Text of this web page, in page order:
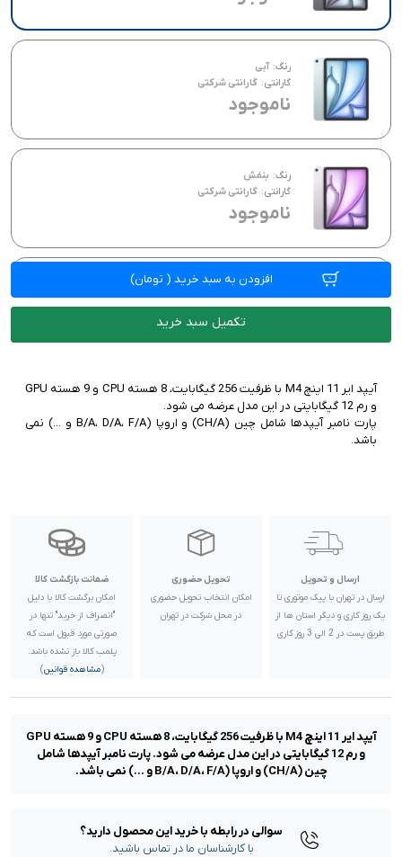
رنگ: آبی
گارانتی: گارانتی شرکتی
ناموجود
رنگ: بنفش
گارانتی: گارانتی شرکتی
ناموجود
رنگ:استارلایت
گارانتی:گارانتی شرکتی
ناموجود
افزودن به سبد خرید ( تومان)
تکمیل سبد خرید
آیپد ایر 11 اینچ M4 با ظرفیت 256 گیگابایت، 8 هسته CPU و 9 هسته GPU
پارت نامبر آیپدها شامل چین (CH/A) و اروپا (‌‌B/A، D/A، F/A و ...) نمی
باشد.
ارسال و تحویل
ارسال در تهران با پیک موتوری تا
یک روز کاری و دیگر استان ها از
طریق پست در 2 الی 3 روز کاری
تحویل حضوری
امکان انتخاب تحویل حضوری
در محل شرکت در تهران
ضمانت بازگشت کالا
امکان برگشت کالا با دلیل
"انصراف از خرید" تنها در
صورتی مورد قبول است که
پلمب کالا باز نشده باشد.
(مشاهده قوانین)
آیپد ایر 11 اینچ M4 با ظرفیت 256 گیگابایت، 8 هسته CPU و 9 هسته GPU
و رم 12 گیگابایتی در این مدل عرضه می شود. پارت نامبر آیپدها شامل
چین (CH/A) و اروپا (‌‌B/A، D/A، F/A و ...) نمی باشد.
سوالی در رابطه با خرید این محصول دارید؟
با کارشناسان ما در تماس باشید.